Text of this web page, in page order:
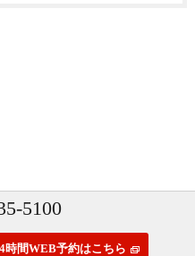
5100
時間WEB予約はこちら